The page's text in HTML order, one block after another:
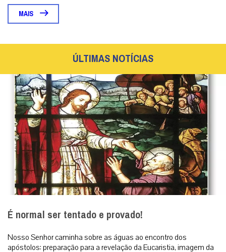
MAIS
ÚLTIMAS NOTÍCIAS
É normal ser tentado e provado!
Nosso Senhor caminha sobre as águas ao encontro dos
apóstolos: preparação para a revelação da Eucaristia, imagem da